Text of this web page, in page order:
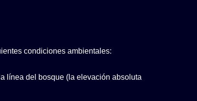
condiciones ambientales:
línea del bosque (la elevación absoluta